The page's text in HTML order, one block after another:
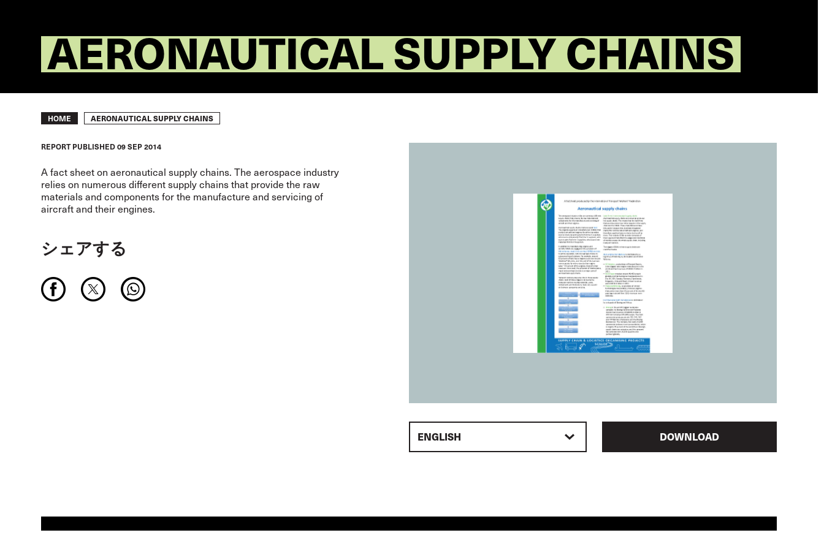
AERONAUTICAL SUPPLY CHAINS
Breadcrumb
HOME AERONAUTICAL SUPPLY CHAINS
REPORT PUBLISHED09 SEP 2014
A fact sheet on aeronautical supply chains. The aerospace industry
relies on numerous different supply chains that provide the raw
materials and components for the manufacture and servicing of
aircraft and their engines.
シェアする
ENGLISH DOWNLOAD